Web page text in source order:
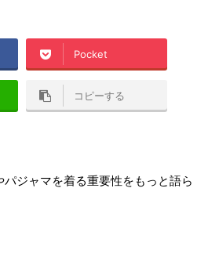
Pocket
コピーする
ジャマを着る重要性をもっと語ら